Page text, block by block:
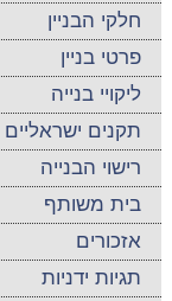
חלקי הבניין
פרטי בניין
ליקויי בנייה
תקנים ישראליים
רישוי הבנייה
בית משותף
אזכורים
תגיות ידניות